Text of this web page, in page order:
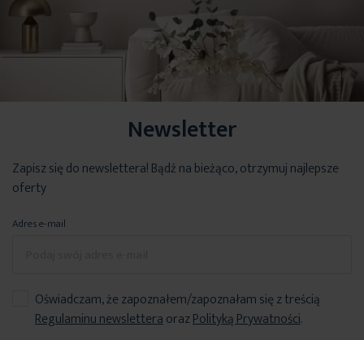
Newsletter
Zapisz się do newslettera! Bądź na bieżąco, otrzymuj najlepsze
oferty
Adres e-mail
Oświadczam, że zapoznałem/zapoznałam się z treścią
Regulaminu newsletteraorazPolityką Prywatności.